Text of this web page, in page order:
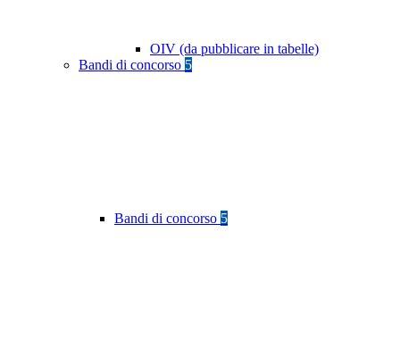
OIV (da pubblicare in tabelle)
Bandi di concorso 5
Bandi di concorso 5